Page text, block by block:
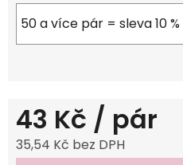
50 a více pár = sleva 10 %
43 Kč / pár
35,54 Kč bez DPH